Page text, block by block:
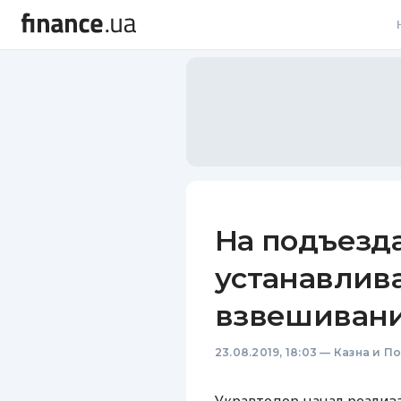
На
23.08.2019, 18:03 — Казна и